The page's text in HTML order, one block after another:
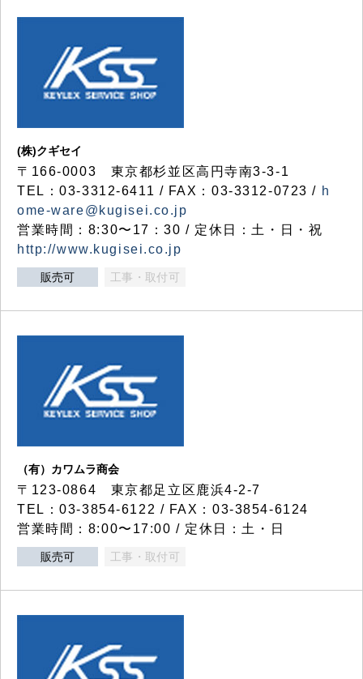
(株)クギセイ
〒166-0003 東京都杉並区高円寺南3-3-1
TEL：03-3312-6411 / FAX：03-3312-0723 / h
ome-ware@kugisei.co.jp
営業時間：8:30〜17：30 / 定休日：土・日・祝
http://www.kugisei.co.jp
販売可 工事・取付可
（有）カワムラ商会
〒123-0864 東京都足立区鹿浜4-2-7
TEL：03-3854-6122 / FAX：03-3854-6124
営業時間：8:00〜17:00 / 定休日：土・日
販売可 工事・取付可